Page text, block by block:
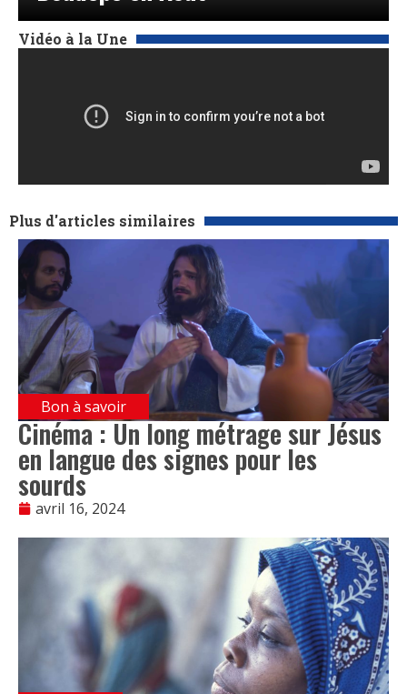
Vidéo à la Une
Plus d'articles similaires
Bon à savoir
Cinéma : Un long métrage sur Jésus
en langue des signes pour les
sourds
avril 16, 2024